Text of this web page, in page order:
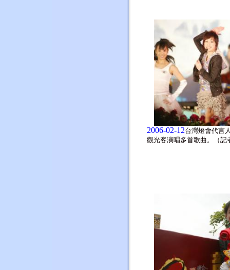
2006-02-12台灣燈會代言
觀光客演唱多首歌曲。（記